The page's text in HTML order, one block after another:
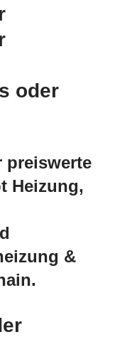
oder
preiswerte
Heizung,
&